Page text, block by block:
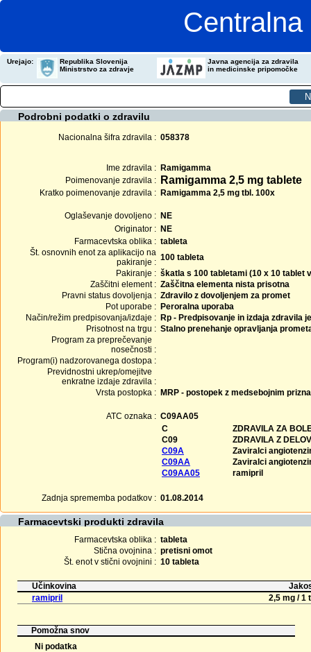
Urejajo:
Republika Slovenija
Ministrstvo za zdravje
Javna agencija za zdravila
in medicinske pripomočke
Podrobni podatki o zdravilu
Nacionalna šifra zdravila : 058378
Ime zdravila : Ramigamma
Poimenovanje zdravila :
Ramigamma 2,5 mg tablete
Kratko poimenovanje zdravila : Ramigamma 2,5 mg tbl. 100x
Oglaševanje dovoljeno : NE
Originator : NE
Farmacevtska oblika : tableta
Št. osnovnih enot za aplikacijo na
pakiranje : 100 tableta
Pakiranje : škatla s 100 tabletami (10 x 10 tablet
Zaščitni element : Zaščitna elementa nista prisotna
Pravni status dovoljenja : Zdravilo z dovoljenjem za promet
Pot uporabe : Peroralna uporaba
Način/režim predpisovanja/izdaje : Rp - Predpisovanje in izdaja zdravila
Prisotnost na trgu : Stalno prenehanje opravljanja
Program za preprečevanje
nosečnosti :
Program(i) nadzorovanega dostopa :
Previdnostni ukrep/omejitve
enkratne izdaje zdravila :
Vrsta postopka : MRP - postopek z medsebojnim
ATC oznaka : C09AA05
C
ZDRAVILA ZA
C09
ZDRAVILA Z
C09A
Zaviralci
C09AA
Zaviralci
C09AA05
ramipril
Zadnja sprememba podatkov : 01.08.2014
Farmacevtski produkti zdravila
Farmacevtska oblika : tableta
Stična ovojnina : pretisni omot
Št. enot v stični ovojnini : 10 tableta
Učinkovina
ramipril
2,5 mg / 1
Pomožna snov
Ni podatka